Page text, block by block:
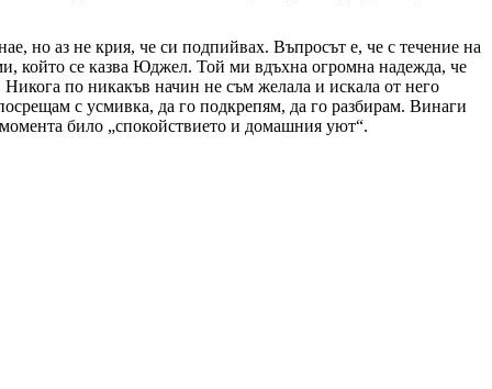
но аз не крия, че си подпийвах. Въпросът е, че с течение на
който се казва Юджел. Той ми вдъхна огромна надежда, че
по никакъв начин не съм желала и искала от него
с усмивка, да го подкрепям, да го разбирам. Винаги
било „спокойствието и домашния уют“.